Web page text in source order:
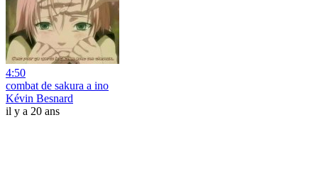
4:50
combat de sakura a ino
Kévin Besnard
il y a 20 ans